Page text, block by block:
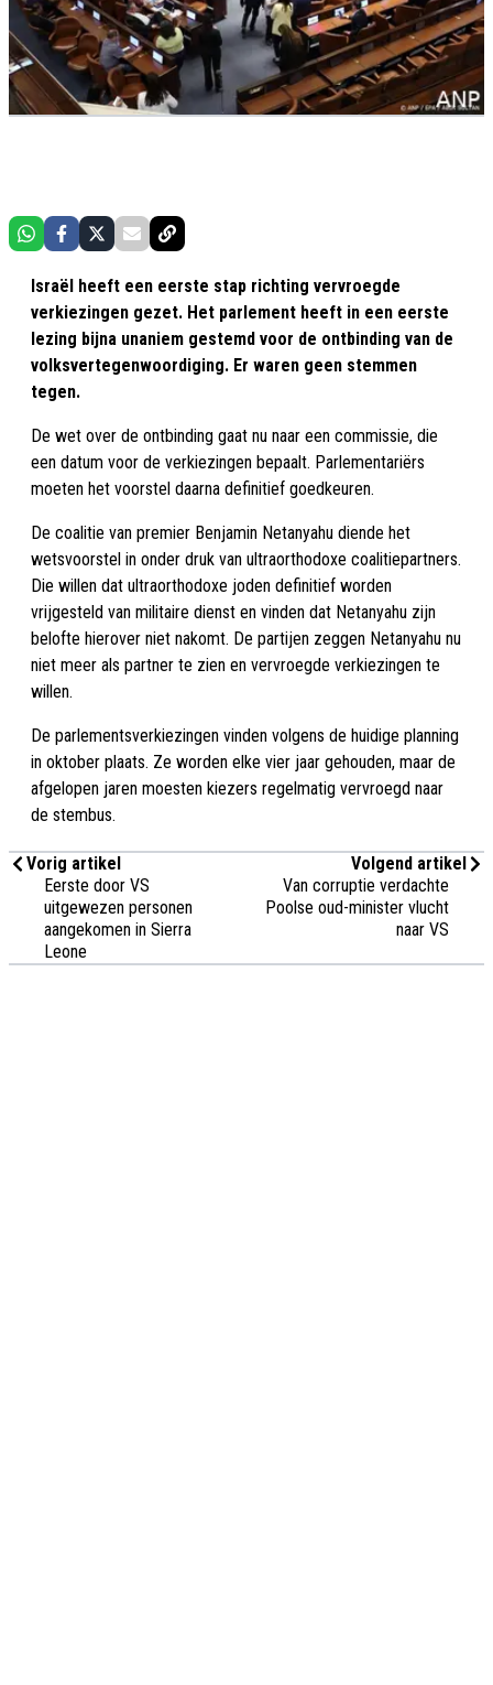
Israël heeft een eerste stap richting vervroegde
verkiezingen gezet. Het parlement heeft in een eerste
lezing bijna unaniem gestemd voor de ontbinding van de
volksvertegenwoordiging. Er waren geen stemmen
tegen.
De wet over de ontbinding gaat nu naar een commissie, die
een datum voor de verkiezingen bepaalt. Parlementariërs
moeten het voorstel daarna definitief goedkeuren.
De coalitie van premier Benjamin Netanyahu diende het
wetsvoorstel in onder druk van ultraorthodoxe coalitiepartners.
Die willen dat ultraorthodoxe joden definitief worden
vrijgesteld van militaire dienst en vinden dat Netanyahu zijn
belofte hierover niet nakomt. De partijen zeggen Netanyahu nu
niet meer als partner te zien en vervroegde verkiezingen te
willen.
De parlementsverkiezingen vinden volgens de huidige planning
in oktober plaats. Ze worden elke vier jaar gehouden, maar de
afgelopen jaren moesten kiezers regelmatig vervroegd naar
de stembus.
Vorig artikel
Eerste door VS
uitgewezen personen
aangekomen in Sierra
Leone
Volgend artikel
Van corruptie verdachte
Poolse oud-minister vlucht
naar VS